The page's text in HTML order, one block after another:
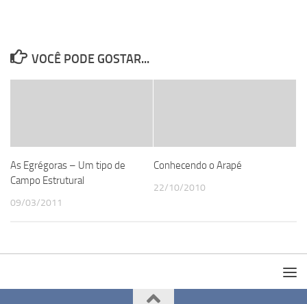
VOCÊ PODE GOSTAR...
As Egrégoras – Um tipo de
Campo Estrutural
09/03/2011
Conhecendo o Arapé
22/10/2010